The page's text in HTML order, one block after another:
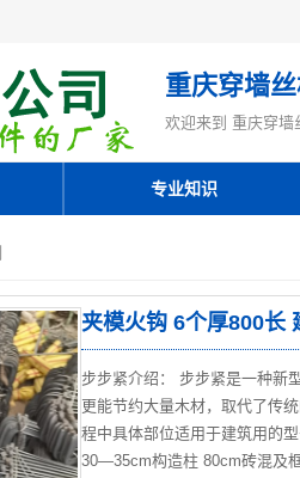
重庆穿墙
欢迎来到 重庆穿墙
专业知识
夹模火钩 6个厚800长
步步紧介绍： 步步紧是一种新
更能节约大量木材，取代了传
程中具体部位适用于建筑用的
30—35cm构造柱 80cm砖混及